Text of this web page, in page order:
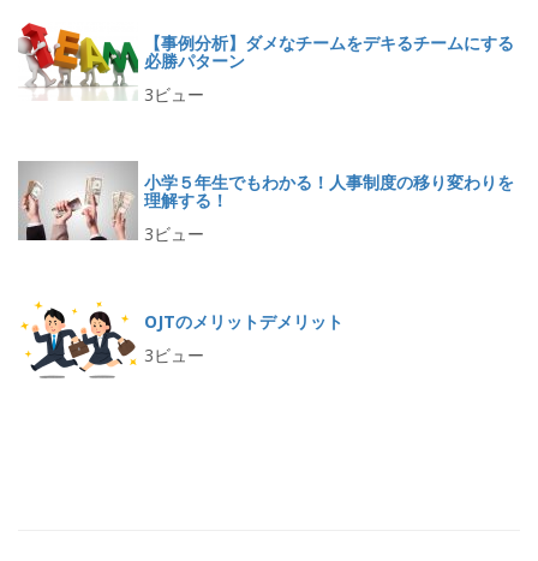
【事例分析】ダメなチームをデキるチームにする
必勝パターン
3ビュー
小学５年生でもわかる！人事制度の移り変わりを
理解する！
3ビュー
OJTのメリットデメリット
3ビュー